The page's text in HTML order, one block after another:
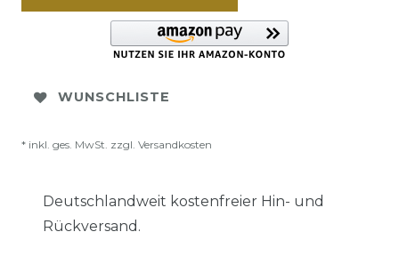
WUNSCHLISTE
* inkl. ges. MwSt. zzgl. Versandkosten
Deutschlandweit kostenfreier Hin- und
Rückversand.